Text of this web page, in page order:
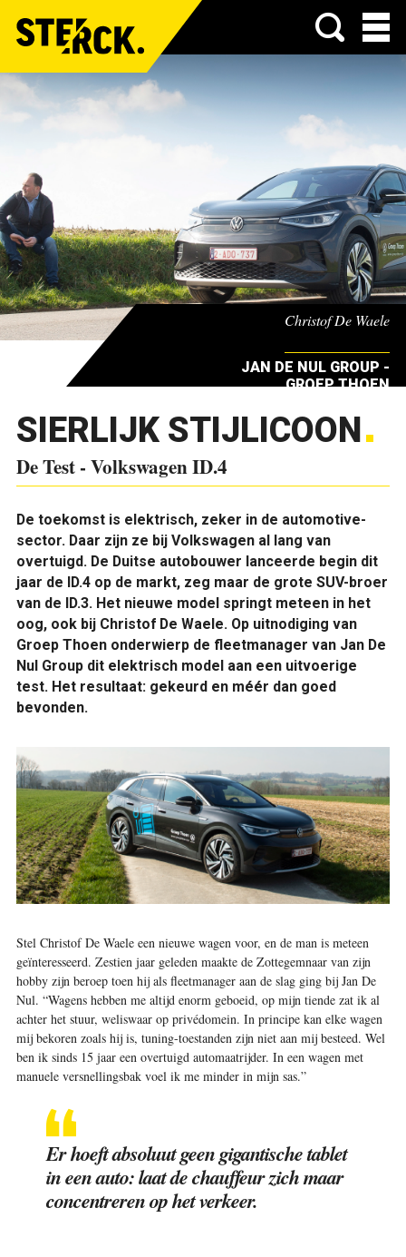
Menu
Christof De Waele
JAN DE NUL GROUP -
GROEP THOEN
SIERLIJK STIJLICOON
De Test - Volkswagen ID.4
De toekomst is elektrisch, zeker in de automotive-
sector. Daar zijn ze bij Volkswagen al lang van
overtuigd. De Duitse autobouwer lanceerde begin dit
jaar de ID.4 op de markt, zeg maar de grote SUV-broer
van de ID.3. Het nieuwe model springt meteen in het
oog, ook bij Christof De Waele. Op uitnodiging van
Groep Thoen onderwierp de fleetmanager van Jan De
Nul Group dit elektrisch model aan een uitvoerige
test. Het resultaat: gekeurd en méér dan goed
bevonden.
Stel Christof De Waele een nieuwe wagen voor, en de man is meteen
geïnteresseerd. Zestien jaar geleden maakte de Zottegemnaar van zijn
hobby zijn beroep toen hij als fleetmanager aan de slag ging bij Jan De
Nul. “Wagens hebben me altijd enorm geboeid, op mijn tiende zat ik al
achter het stuur, weliswaar op privédomein. In principe kan elke wagen
mij bekoren zoals hij is, tuning-toestanden zijn niet aan mij besteed. Wel
ben ik sinds 15 jaar een overtuigd automaatrijder. In een wagen met
manuele versnellingsbak voel ik me minder in mijn sas.”
Er hoeft absoluut geen gigantische tablet
in een auto: laat de chauffeur zich maar
concentreren op het verkeer.